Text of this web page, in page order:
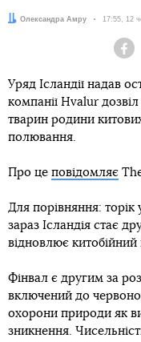
Автор:
Олександра Амру Дата:
17:55, 12
Уряд Ісландії надав
компанії Hvalur
тварин родини
полювання.
Про це повідомляє
Для порівняння:
зараз Ісландія стає
відновлює
Фінвал є другим за
включений до
охорони природи як
зникнення.